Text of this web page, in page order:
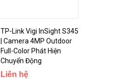
TP-Link Vigi InSight S345
| Camera 4MP Outdoor
Full-Color Phát Hiện
Chuyển Động
Liên hệ